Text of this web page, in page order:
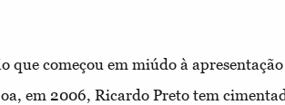
que começou em miúdo à
em 2006, Ricardo Preto tem